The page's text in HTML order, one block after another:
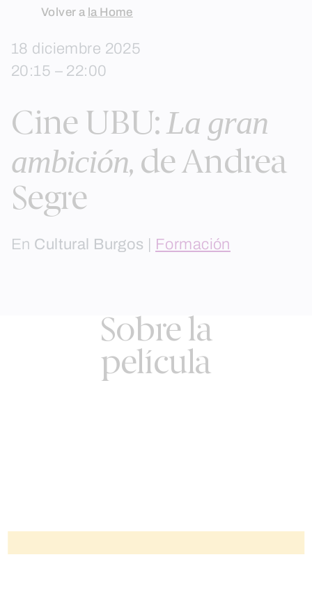
content
Volver a la Home
18 diciembre 2025
20:15 – 22:00
Cine UBU:La gran
ambición, de Andrea
Segre
En Cultural Burgos Formación
Sobre la
película